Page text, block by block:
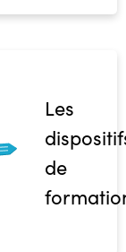
Les
de